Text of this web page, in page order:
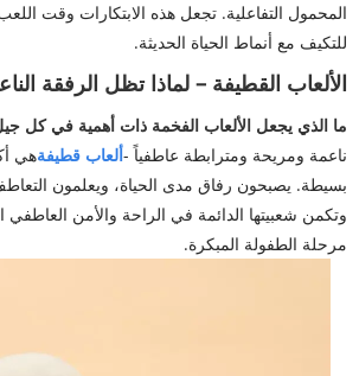
المحمول التفاعلية. تجعل هذه الابتكارات وقت اللعب
للتكيف مع أنماط الحياة الحديثة.
الألعاب القطيفة – لماذا تظل الرفقة
ما الذي يجعل الألعاب الفخمة ذات أهمية في كل
ناعمة ومريحة ومترابطة عاطفياً -ألعاب قطيفةهي
بسيطة. يصبحون رفاق مدى الحياة، ويعلمون
وتكمن شعبيتها الدائمة في الراحة والأمن
مرحلة الطفولة المبكرة.